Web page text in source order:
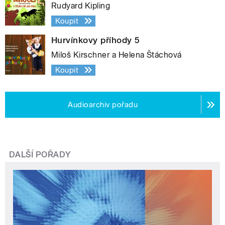
Rudyard Kipling
Koupit
Hurvínkovy příhody 5
Miloš Kirschner a Helena Štáchová
Koupit
Audioarchiv pořadu
DALŠÍ POŘADY